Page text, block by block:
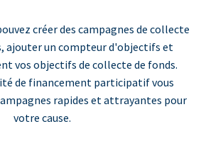
créer des campagnes de collecte
ajouter un compteur d'objectifs et
vos objectifs de collecte de fonds.
de financement participatif vous
rapides et attrayantes pour
votre cause.